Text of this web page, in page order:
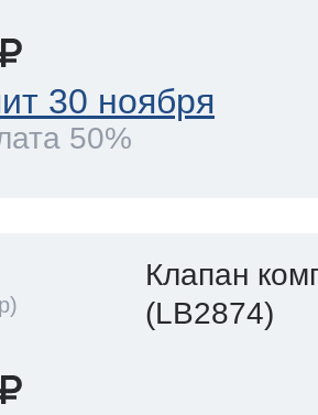
30 ноября
50%
Клапан
(LB2874)